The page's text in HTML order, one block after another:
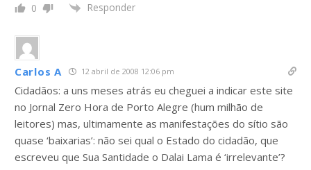
0 Responder
Carlos A 12 abril de 2008 12:06 pm
Cidadãos: a uns meses atrás eu cheguei a indicar este site
no Jornal Zero Hora de Porto Alegre (hum milhão de
leitores) mas, ultimamente as manifestações do sítio são
quase ‘baixarias’: não sei qual o Estado do cidadão, que
escreveu que Sua Santidade o Dalai Lama é ‘irrelevante’?